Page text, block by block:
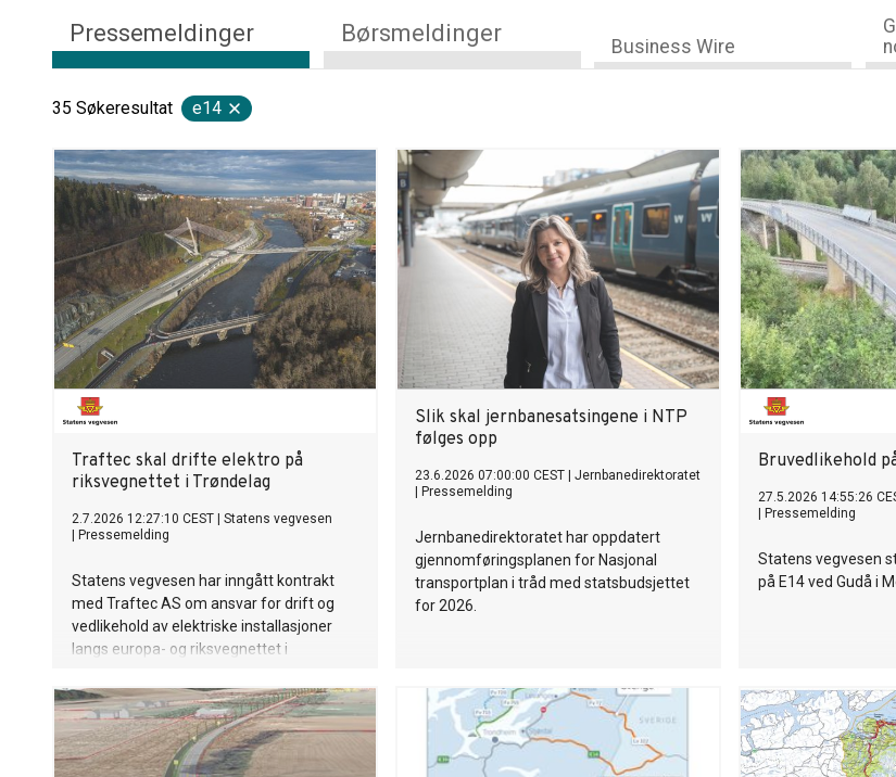
Pressemeldinger Børsmeldinger Business Wire
35 Søkeresultat e14
Traftec skal drifte elektro på
riksvegnettet i Trøndelag
2.7.2026 12:27:10 CEST
Statens vegvesen
Pressemelding
Statens vegvesen har inngått kontrakt
med Traftec AS om ansvar for drift og
vedlikehold av elektriske installasjoner
langs europa- og riksvegnettet i
Slik skal jernbanesatsingene i NTP
følges opp
23.6.2026 07:00:00 CEST
Jernbanedirektoratet
Pressemelding
Jernbanedirektoratet har oppdatert
gjennomføringsplanen for Nasjonal
transportplan i tråd med statsbudsjettet
for 2026.
Bruvedlikehold
27.5.2026 14:55:26
Pressemelding
Statens vegvesen
på E14 ved Gudå i